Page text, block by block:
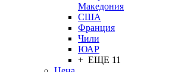
Македония
США
Франция
Чили
ЮАР
+ ЕЩЕ 11